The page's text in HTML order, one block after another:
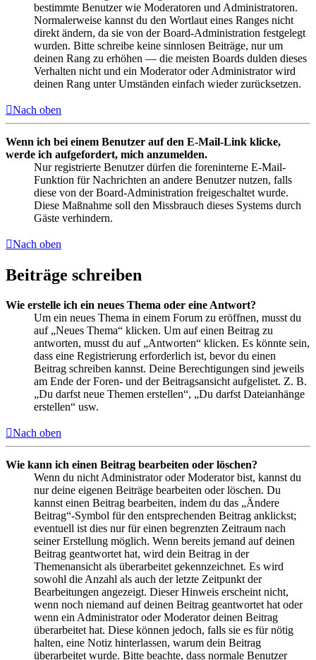
bestimmte Benutzer wie Moderatoren und Administratoren.
Normalerweise kannst du den Wortlaut eines Ranges nicht
direkt ändern, da sie von der Board-Administration festgelegt
wurden. Bitte schreibe keine sinnlosen Beiträge, nur um
deinen Rang zu erhöhen — die meisten Boards dulden dieses
Verhalten nicht und ein Moderator oder Administrator wird
deinen Rang unter Umständen einfach wieder zurücksetzen.
Nach oben
Wenn ich bei einem Benutzer auf den E-Mail-Link klicke,
werde ich aufgefordert, mich anzumelden.
Nur registrierte Benutzer dürfen die foreninterne E-Mail-
Funktion für Nachrichten an andere Benutzer nutzen, falls
diese von der Board-Administration freigeschaltet wurde.
Diese Maßnahme soll den Missbrauch dieses Systems durch
Gäste verhindern.
Nach oben
Beiträge schreiben
Wie erstelle ich ein neues Thema oder eine Antwort?
Um ein neues Thema in einem Forum zu eröffnen, musst du
auf „Neues Thema“ klicken. Um auf einen Beitrag zu
antworten, musst du auf „Antworten“ klicken. Es könnte sein,
dass eine Registrierung erforderlich ist, bevor du einen
Beitrag schreiben kannst. Deine Berechtigungen sind jeweils
am Ende der Foren- und der Beitragsansicht aufgelistet. Z. B.
„Du darfst neue Themen erstellen“, „Du darfst Dateianhänge
erstellen“ usw.
Nach oben
Wie kann ich einen Beitrag bearbeiten oder löschen?
Wenn du nicht Administrator oder Moderator bist, kannst du
nur deine eigenen Beiträge bearbeiten oder löschen. Du
kannst einen Beitrag bearbeiten, indem du das „Ändere
Beitrag“-Symbol für den entsprechenden Beitrag anklickst;
eventuell ist dies nur für einen begrenzten Zeitraum nach
seiner Erstellung möglich. Wenn bereits jemand auf deinen
Beitrag geantwortet hat, wird dein Beitrag in der
Themenansicht als überarbeitet gekennzeichnet. Es wird
sowohl die Anzahl als auch der letzte Zeitpunkt der
Bearbeitungen angezeigt. Dieser Hinweis erscheint nicht,
wenn noch niemand auf deinen Beitrag geantwortet hat oder
wenn ein Administrator oder Moderator deinen Beitrag
überarbeitet hat. Diese können jedoch, falls sie es für nötig
halten, eine Notiz hinterlassen, warum dein Beitrag
überarbeitet wurde. Bitte beachte, dass normale Benutzer